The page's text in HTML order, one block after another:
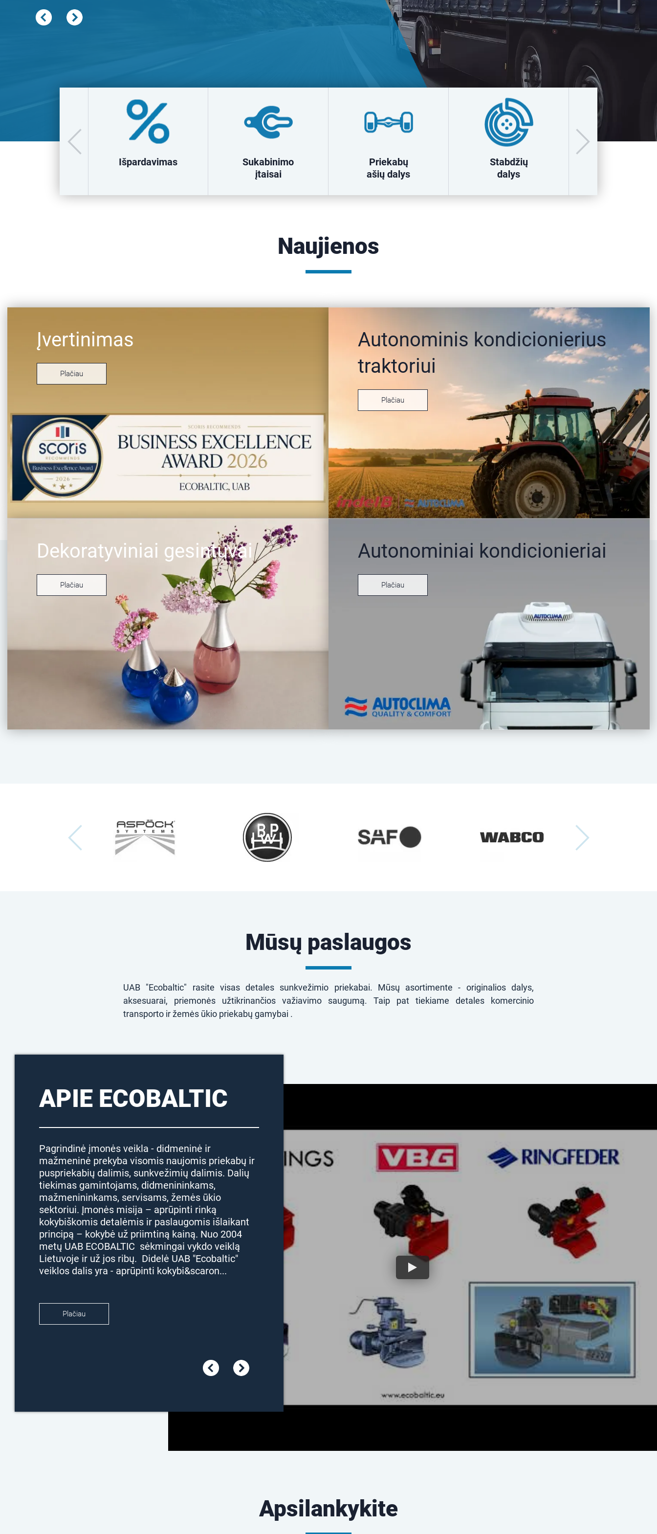
Išpardavimas
Sukabinimo
įtaisai
Priekabų
ašių dalys
Stabdžių
dalys
Naujienos
Įvertinimas
Plačiau
Dekoratyviniai gesintuvai
Plačiau
Autonominis kondicionierius
traktoriui
Plačiau
Autonominiai kondicionieriai
Plačiau
Mūsų paslaugos
UAB "Ecobaltic" rasite visas detales sunkvežimio priekabai. Mūsų asortimente - originalios dalys,
aksesuarai, priemonės užtikrinančios važiavimo saugumą. Taip pat tiekiame detales komercinio
transporto ir žemės ūkio priekabų gamybai .
APIE ECOBALTIC
Pagrindinė įmonės veikla - didmeninė ir
mažmeninė prekyba visomis naujomis priekabų ir
puspriekabių dalimis, sunkvežimių dalimis. Dalių
tiekimas gamintojams, didmenininkams,
mažmenininkams, servisams, žemės ūkio
sektoriui. Įmonės misija – aprūpinti rinką
kokybiškomis detalėmis ir paslaugomis išlaikant
principą – kokybė už priimtiną kainą. Nuo 2004
metų UAB ECOBALTIC sėkmingai vykdo veiklą
Lietuvoje ir už jos ribų. Didelė UAB "Ecobaltic"
veiklos dalis yra - aprūpinti kokybi&scaron...
Plačiau
Apsilankykite